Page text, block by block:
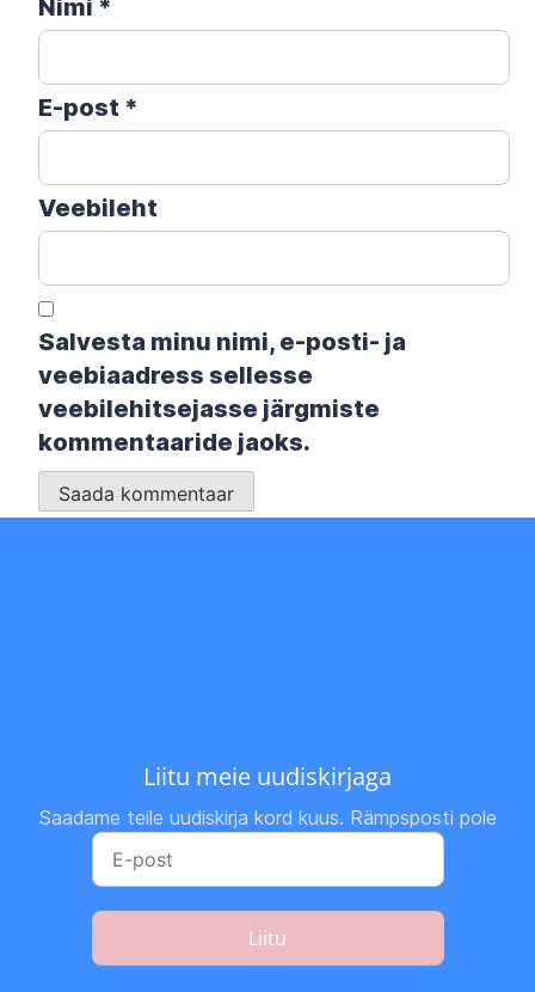
Nimi *
E-post *
Veebileht
Salvesta minu nimi, e-posti- ja
veebiaadress sellesse
veebilehitsejasse järgmiste
kommentaaride jaoks.
Liitu meie uudiskirjaga
Saadame teile uudiskirja kord kuus. Rämpsposti pole
Liitu